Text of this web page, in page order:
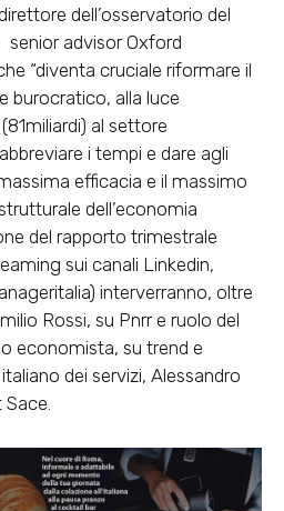
dell’osservatorio del
senior advisor Oxford
“diventa cruciale riformare il
burocratico, alla luce
al settore
i tempi e dare agli
efficacia e il massimo
dell’economia
del rapporto trimestrale
sui canali Linkedin,
interverranno, oltre
Rossi, su Pnrr e ruolo del
economista, su trend e
dei servizi, Alessandro
Sace.